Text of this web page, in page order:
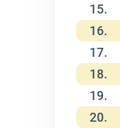
15.
16.
17.
18.
19.
20.